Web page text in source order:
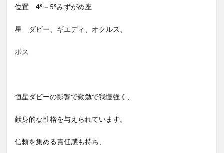
位置 4°－5°みずがめ座
星 ダビー、ギエディ、オクルス、
ボス
恒星ダビーの影響で勤勉で我慢強く、
献身的な性格を与えられています。
信頼を集める責任感も持ち、